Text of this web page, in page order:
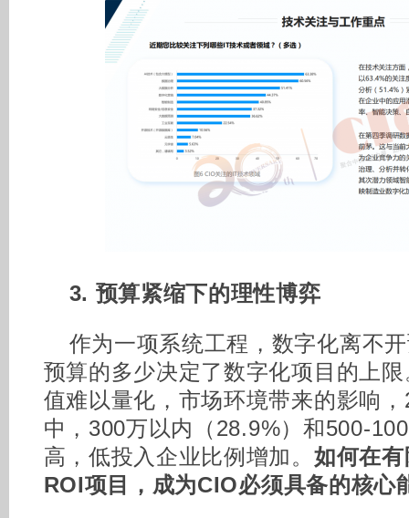
3. 预算紧缩下的理性博弈
作为一项系统工程，数字化离不
预算的多少决定了数字化项目的上
值难以量化，市场环境带来的影响
中，300万以内（28.9%）和500-
高，低投入企业比例增加。 如何在
ROI项目，成为CIO必须具备的核心